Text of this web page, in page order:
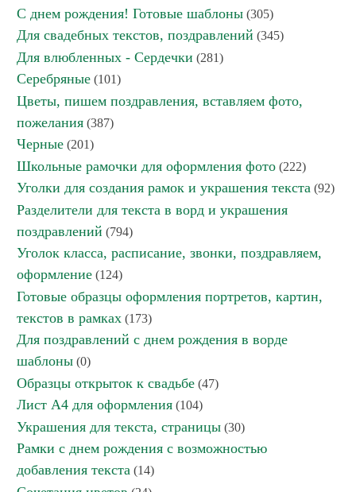
С днем рождения! Готовые шаблоны (305)
Для свадебных текстов, поздравлений (345)
Для влюбленных - Сердечки (281)
Серебряные (101)
Цветы, пишем поздравления, вставляем фото,
пожелания (387)
Черные (201)
Школьные рамочки для оформления фото (222)
Уголки для создания рамок и украшения текста (92)
Разделители для текста в ворд и украшения
поздравлений (794)
Уголок класса, расписание, звонки, поздравляем,
оформление (124)
Готовые образцы оформления портретов, картин,
текстов в рамках (173)
Для поздравлений с днем рождения в ворде
шаблоны (0)
Образцы открыток к свадьбе (47)
Лист А4 для оформления (104)
Украшения для текста, страницы (30)
Рамки с днем рождения с возможностью
добавления текста (14)